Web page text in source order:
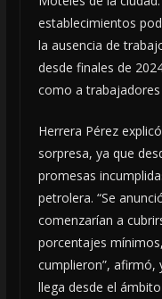
establecimientos
la ausencia de
desde finales de
como a
Herrera Pérez
sorpresa, ya que
promesas
petrolera. “Se
comenzarían a
porcentajes
cumplieron”, afirmó,
llega desde el